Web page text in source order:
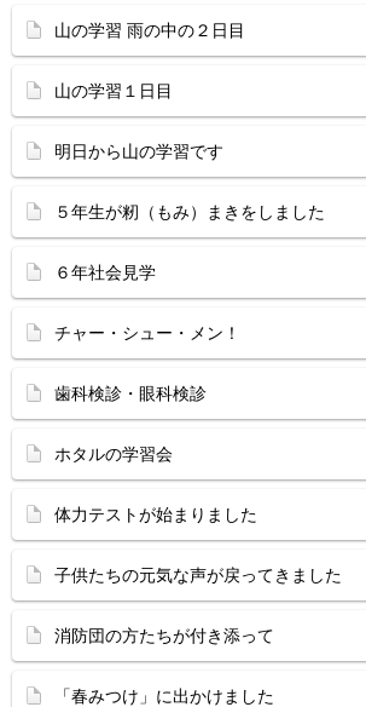
山の学習 雨の中の２日目
山の学習１日目
明日から山の学習です
５年生が籾（もみ）まきをしました
６年社会見学
チャー・シュー・メン！
歯科検診・眼科検診
ホタルの学習会
体力テストが始まりました
子供たちの元気な声が戻ってきました
消防団の方たちが付き添って
「春みつけ」に出かけました